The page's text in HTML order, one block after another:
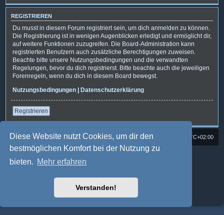
Diese Website nutzt Cookies, um dir den
bestmöglichen Komfort bei der Nutzung zu
bieten. Mehr erfahren
Verstanden!
REGISTRIEREN
Du musst in diesem Forum registriert sein, um dich anmelden zu können.
Die Registrierung ist in wenigen Augenblicken erledigt und ermöglicht dir,
auf weitere Funktionen zuzugreifen. Die Board-Administration kann
registrierten Benutzern auch zusätzliche Berechtigungen zuweisen.
Beachte bitte unsere Nutzungsbedingungen und die verwandten
Regelungen, bevor du dich registrierst. Bitte beachte auch die jeweiligen
Forenregeln, wenn du dich in diesem Board bewegst.
Nutzungsbedingungen | Datenschutzerklärung
Registrieren
Foren-Übersicht Alle Zeiten sind UTC+02:00
Alle Cookies löschen
Deutsche Übersetzung durch
phpBB Two Factor Authentication ©
Datenschutz|Nutzungsbedingungen